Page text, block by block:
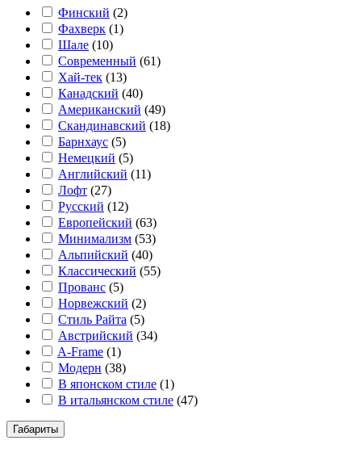
Финский (2)
Фахверк (1)
Шале (10)
Современный (61)
Хай-тек (13)
Канадский (40)
Американский (49)
Скандинавский (18)
Барнхаус (5)
Немецкий (5)
Английский (11)
Лофт (27)
Русский (12)
Европейский (63)
Минимализм (53)
Альпийский (40)
Классический (55)
Прованс (5)
Норвежский (2)
Стиль Райта (5)
Австрийский (34)
A-Frame (1)
Модерн (38)
В японском стиле (1)
В итальянском стиле (47)
Габариты